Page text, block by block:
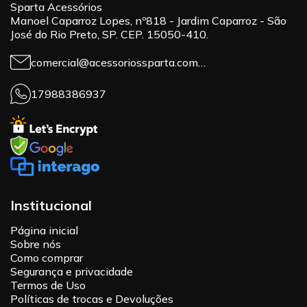
Sparta Acessórios
Manoel Caparroz Lopes, nº818 - Jardim Caparroz - São
José do Rio Preto, SP. CEP. 15050-410.
comercial@acessoriossparta.com.br
17988386937
Institucional
Página inicial
Sobre nós
Como comprar
Segurança e privacidade
Termos de Uso
Políticas de trocas e Devoluções